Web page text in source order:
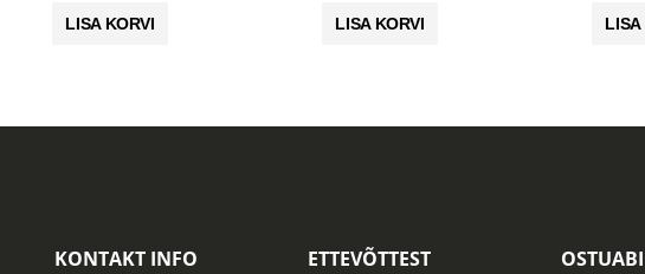
oli:
3.90 €.
LISA KORVI
oli:
4.90 €.
LISA KORVI LISA
KONTAKT INFO ETTEVÕTTEST OSTUABI